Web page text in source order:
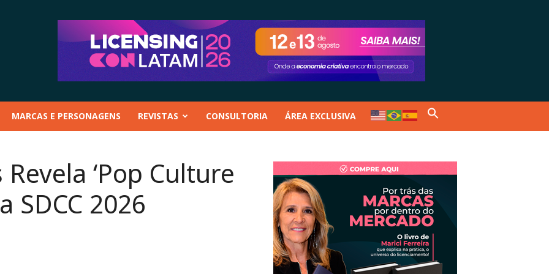
MARCAS E PERSONAGENS REVISTAS CONSULTORIA ÁREA EXCLUSIVA
‘Pop Culture
SDCC 2026